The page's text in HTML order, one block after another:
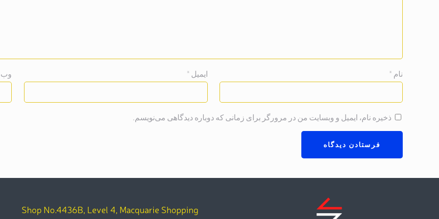
نام * ایمیل *
ذخیره نام، ایمیل و وبسایت من در مرورگر برای زمانی که دوباره دیدگاهی می‌نویسم.
Shop No.4436B, Level 4, Macquarie Shopping